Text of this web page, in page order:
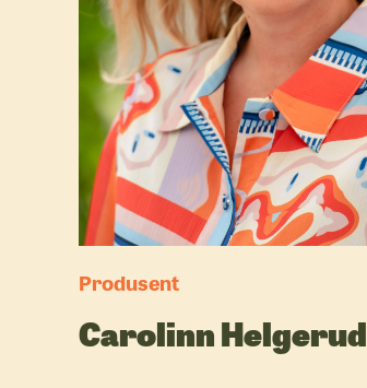
Produsent
Carolinn Helgerud